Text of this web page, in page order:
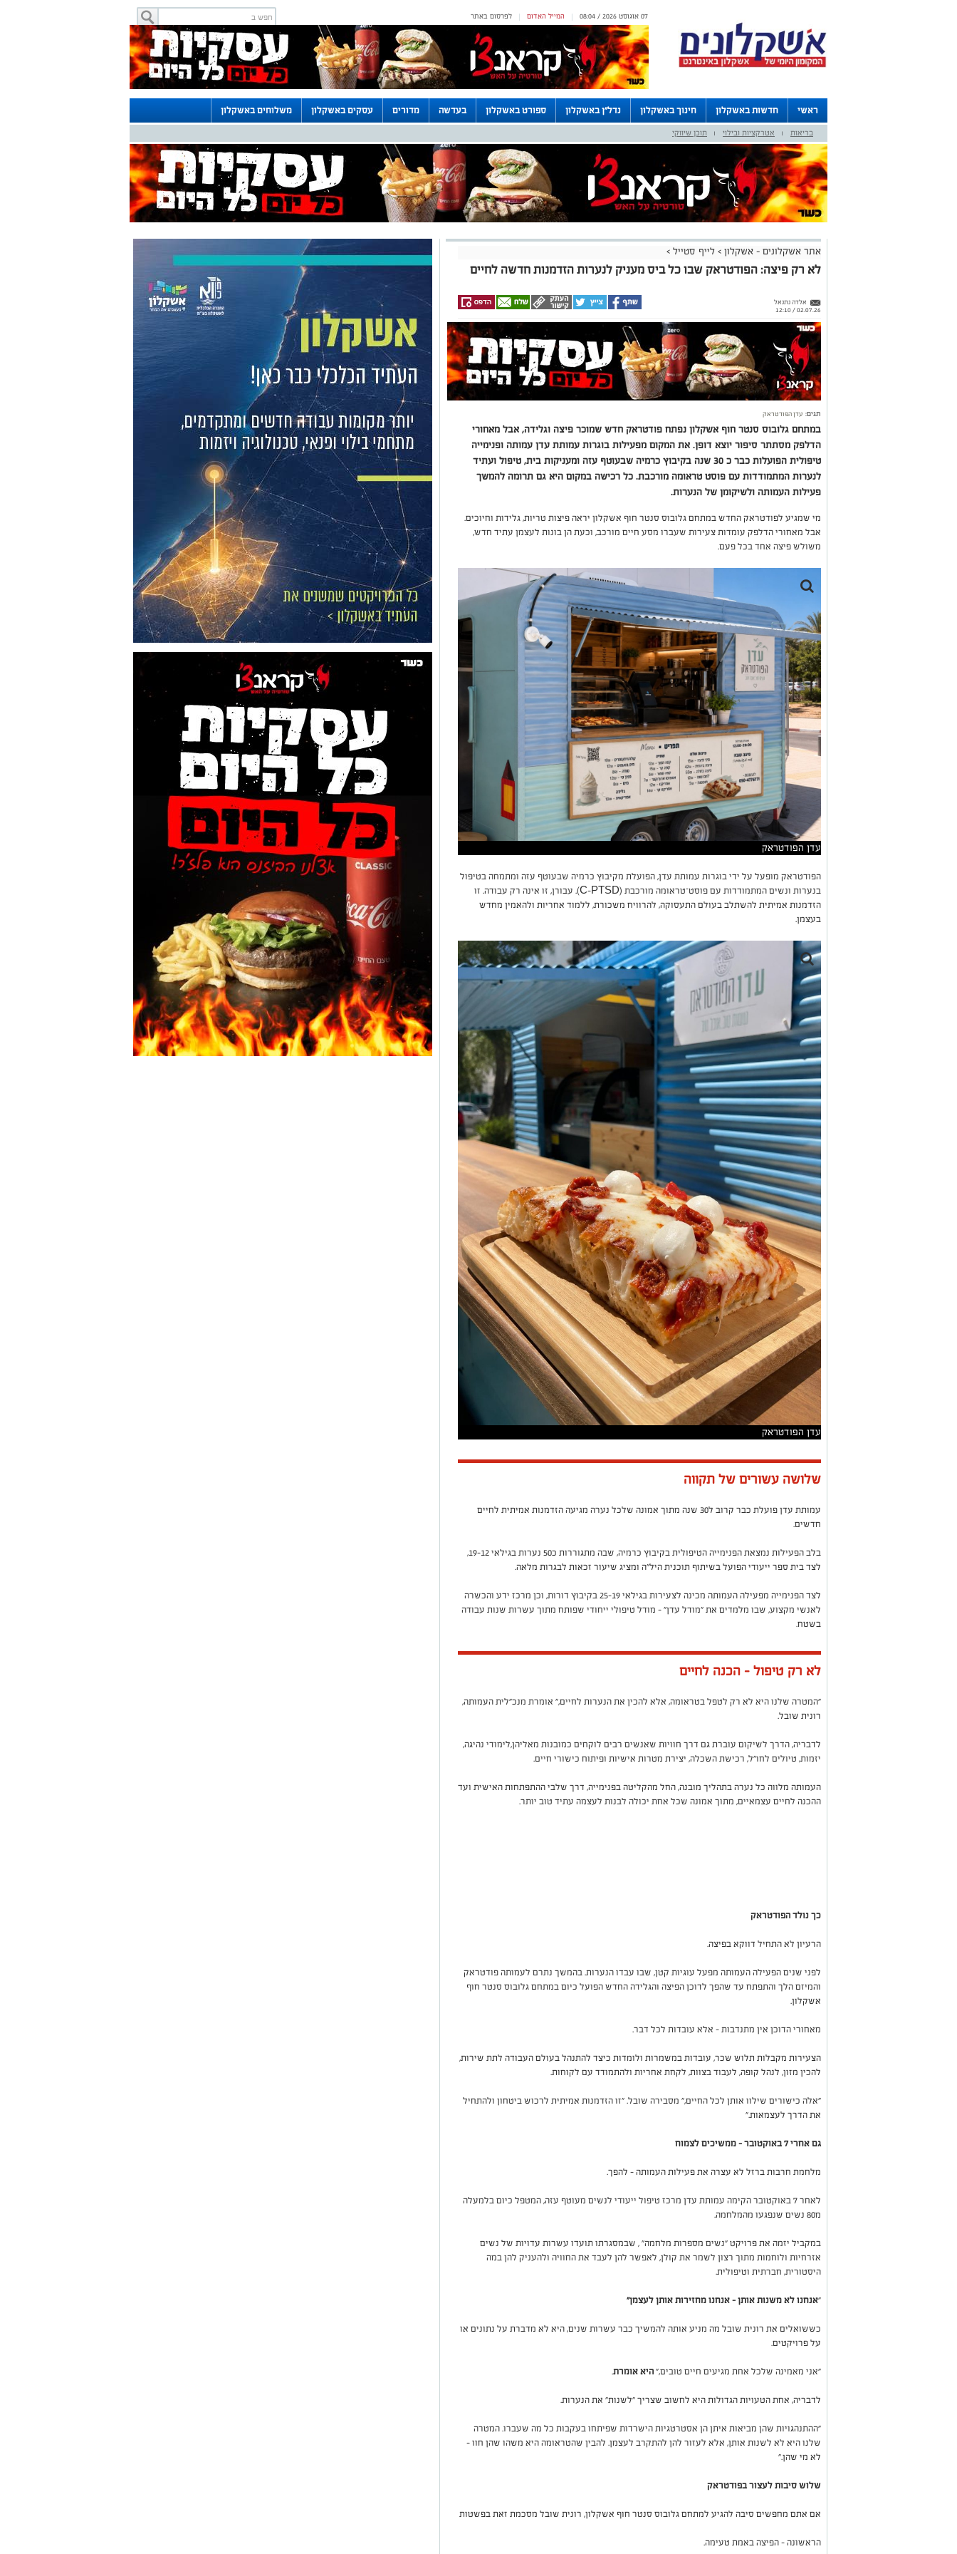
לפרסום באתר | המייל האדום | 07 אוגוסט 2026 / 08:04
ראשי חדשות באשקלון חינוך באשקלון נדל"ן באשקלון ספורט באשקלון בעדשה מדורים עסקים באשקלון משלוחים באשקלון
דרושים באשקלון לוחות בריאות | אטרקציות ובילוי | תוכן שיווקי
אתר אשקלונים - אשקלון > לייף סטייל >
לא רק פיצה: הפודטראק שבו כל ביס מעניק לנערות הזדמנות חדשה לחיים
אלדה נתנאל
02.07.26 / 12:10
תגים: עדן הפודטראק
במתחם גלובוס סנטר חוף אשקלון נפתח פודטראק חדש שמוכר פיצה וגלידה, אבל מאחורי
הדלפק מסתתר סיפור יוצא דופן. את המקום מפעילות בוגרות עמותת עדן עמותה ופנימייה
טיפולית הפועלות כבר כ 30 שנה בקיבוץ כרמיה שבעוטף עזה ומעניקות בית, טיפול ועתיד
לנערות המתמודדות עם פוסט טראומה מורכבת. כל רכישה במקום היא גם תרומה להמשך
פעילות העמותה ולשיקומן של הנערות.
מי שמגיע לפודטראק החדש במתחם גלובוס סנטר חוף אשקלון יראה פיצות טריות, גלידות וחיוכים.
אבל מאחורי הדלפק עומדות צעירות שעברו מסע חיים מורכב, וכעת הן בונות לעצמן עתיד חדש,
משולש פיצה אחד בכל פעם.
עדן הפודטראק
הפודטראק מופעל על ידי בוגרות עמותת עדן,הפועלת מקיבוץ כרמיה שבעוטף עזה ומתמחה בטיפול
בנערות ונשים המתמודדות עם פוסט־טראומה מורכבת (C-PTSD).
עבורן, זו אינה רק עבודה. זו
הזדמנות אמיתית להשתלב בעולם התעסוקה, להרוויח משכורת, ללמוד אחריות ולהאמין מחדש
בעצמן.
עדן הפודטראק
שלושה עשורים של תקווה
עמותת עדן פועלת כבר קרוב ל30 שנה מתוך אמונה שלכל נערה מגיעה הזדמנות אמיתית לחיים
חדשים.
בלב הפעילות נמצאת הפנימייה הטיפולית בקיבוץ כרמיה, שבה מתגוררות כ50 נערות בגילאי 12–19,
לצד בית ספר ייעודי הפועל בשיתוף תוכנית היל"ה ומציג שיעור זכאות לבגרות מלאה.
לצד הפנימייה מפעילה העמותה מכינה לצעירות בגילאי 19–25 בקיבוץ דורות, וכן מרכז ידע והכשרה
לאנשי מקצוע, שבו מלמדים את "מודל עדן" - מודל טיפולי ייחודי שפותח מתוך עשרות שנות עבודה
בשטח.
לא רק טיפול - הכנה לחיים
"המטרה שלנו היא לא רק לטפל בטראומה, אלא להכין את הנערות לחיים," אומרת מנכ"לית העמותה,
רונית שובל.
לדבריה, הדרך לשיקום עוברת גם דרך חוויות שאנשים רבים לוקחים כמובנות מאליהן,לימודי נהיגה,
יזמות, טיולים לחו"ל, רכישת השכלה, יצירת מטרות אישיות ופיתוח כישורי חיים.
העמותה מלווה כל נערה בתהליך מובנה, החל מהקליטה בפנימייה, דרך שלבי ההתפתחות האישית ועד
ההכנה לחיים עצמאיים, מתוך אמונה שכל אחת יכולה לבנות לעצמה עתיד טוב יותר.
כך נולד הפודטראק
הרעיון לא התחיל דווקא בפיצה.
לפני שנים הפעילה העמותה מפעל עוגיות קטן, שבו עבדו הנערות. בהמשך נתרם לעמותה פודטראק
והמיזם הלך והתפתח עד שהפך לדוכן הפיצה והגלידה החדש הפועל כיום במתחם גלובוס סנטר חוף
אשקלון.
מאחורי הדוכן אין מתנדבות – אלא עובדות לכל דבר.
הצעירות מקבלות תלוש שכר, עובדות במשמרות ולומדות כיצד להתנהל בעולם העבודה לתת שירות,
להכין מזון, לנהל קופה, לעבוד בצוות, לקחת אחריות ולהתמודד עם לקוחות.
"אלה כישורים שילוו אותן לכל החיים," מסבירה שובל. "זו הזדמנות אמיתית לרכוש ביטחון ולהתחיל
את הדרך לעצמאות."
גם אחרי 7 באוקטובר – ממשיכים לצמוח
מלחמת חרבות ברזל לא עצרה את פעילות העמותה - להפך.
לאחר 7 באוקטובר הקימה עמותת עדן מרכז טיפול ייעודי לנשים מעוטף עזה, המטפל כיום בלמעלה
מ80 נשים שנפגעו מהמלחמה
.
במקביל יזמה את פרויקט"נשים מספרות מלחמה", שבמסגרתו תועדו עשרות עדויות של נשים
אזרחיות ולוחמות מתוך רצון לשמר את קולן, לאפשר להן לעבד את החוויה ולהעניק להן במה
היסטורית, חברתית וטיפולית.
"אנחנו לא משנות אותן – אנחנו מחזירות אותן לעצמן"
כששואלים את רונית שובל מה מניע אותה להמשיך כבר עשרות שנים, היא לא מדברת על נתונים או
על פרויקטים.
"אני מאמינה שלכל אחת מגיעים חיים טובים,"היא אומרת.
לדבריה, אחת הטעויות הגדולות היא לחשוב שצריך "לשנות" את הנערות.
"ההתנהגויות שהן מביאות איתן הן אסטרטגיות הישרדות שפיתחו בעקבות כל מה שעברו. המטרה
שלנו היא לא לשנות אותן, אלא לעזור להן להתקרב לעצמן. להבין שהטראומה היא משהו שהן חוו –
לא מי שהן."
שלוש סיבות לעצור בפודטראק
אם אתם מחפשים סיבה להגיע למתחם גלובוס סנטר חוף אשקלון, רונית שובל מסכמת זאת בפשטות
הראשונה - הפיצה באמת טעימה.